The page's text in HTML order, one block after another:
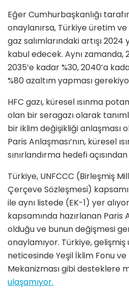
Eğer Cumhurbaşkanlığı
onaylanırsa, Türkiye üretim
gaz salımlarındaki artışı 2024
kabul edecek. Aynı zamanda,
2035’e kadar %30, 2040’a
%80 azaltım yapması
HFC gazı, küresel ısınma
olan bir seragazı olarak
bir iklim değişikliği anlaşması
Paris Anlaşması’nın, küresel
sınırlandırma hedefi
Türkiye, UNFCCC (Birleşmiş
Çerçeve Sözleşmesi)
ile aynı listede (EK-1) yer
kapsamında hazırlanan Paris
olduğu ve bunun değişmesi
onaylamıyor. Türkiye, gelişmiş
neticesinde Yeşil İklim Fonu ve
Mekanizması gibi desteklere
ulaşamıyor.